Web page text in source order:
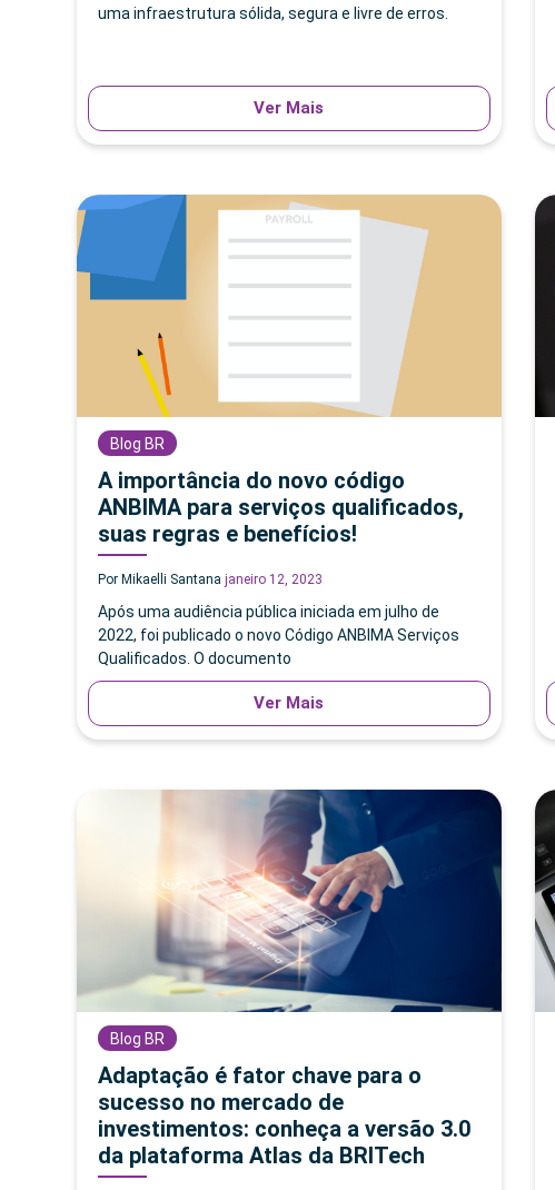
uma infraestrutura sólida, segura e livre de erros.
Ver Mais
Blog BR
A importância do novo código
ANBIMA para serviços qualificados,
suas regras e benefícios!
Por Mikaelli Santana janeiro 12, 2023
Após uma audiência pública iniciada em julho de
2022, foi publicado o novo Código ANBIMA Serviços
Qualificados. O documento
Ver Mais
Blog BR
Adaptação é fator chave para o
sucesso no mercado de
investimentos: conheça a versão 3.0
da plataforma Atlas da BRITech